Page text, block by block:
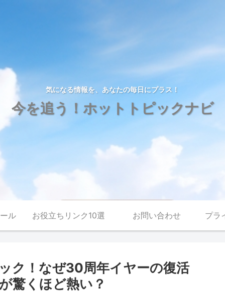
気になる情報を、あなたの毎日にプラス！
今を追う！ホットトピックナビ
ル お役立ちリンク10選 お問い合わせ プラ
ク！なぜ30周年イヤーの復活
驚くほど熱い？